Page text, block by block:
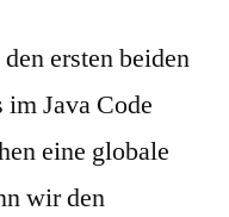
ersten beiden
Java Code
eine globale
wir den